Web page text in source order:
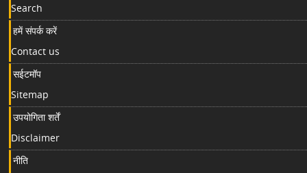
Search
हमें संपर्क करें
Contact us
सईटमॉप
Sitemap
उपयोगिता शर्तें
Disclaimer
नीति